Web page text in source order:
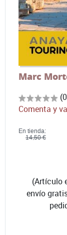
Marc
Comenta y
En tienda:
14,50 €
(Artículo
envío